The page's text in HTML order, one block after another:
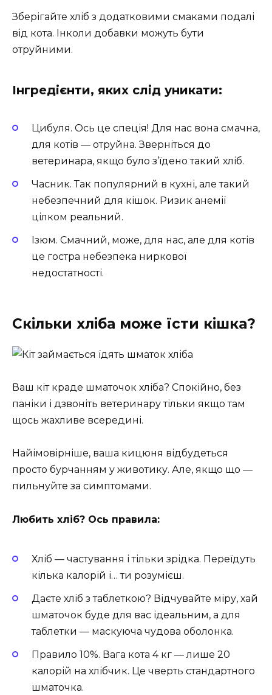
Зберігайте хліб з додатковими смаками подалі
від кота. Інколи добавки можуть бути
отруйними.
Інгредієнти, яких слід уникати:
Цибуля. Ось це спеція! Для нас вона смачна,
для котів — отруйна. Зверніться до
ветеринара, якщо було з’їдено такий хліб.
Часник. Так популярний в кухні, але такий
небезпечний для кішок. Ризик анемії
цілком реальний.
Ізюм. Смачний, може, для нас, але для котів
це гостра небезпека ниркової
недостатності.
Скільки хліба може їсти кішка?
Ваш кіт краде шматочок хліба? Спокійно, без
паніки і дзвоніть ветеринару тільки якщо там
щось жахливе всередині.
Найімовірніше, ваша кицюня відбудеться
просто бурчанням у животику. Але, якщо що —
пильнуйте за симптомами.
Любить хліб? Ось правила:
Хліб — частування і тільки зрідка. Переїдуть
кілька калорій і… ти розумієш.
Даєте хліб з таблеткою? Відчувайте міру, хай
шматочок буде для вас ідеальним, а для
таблетки — маскуюча чудова оболонка.
Правило 10%. Вага кота 4 кг — лише 20
калорій на хлібчик. Це чверть стандартного
шматочка.